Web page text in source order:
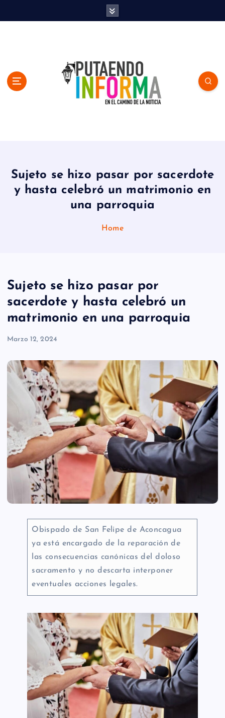
Sujeto se hizo pasar por sacerdote
y hasta celebró un matrimonio en
una parroquia
Home
Sujeto se hizo pasar por
sacerdote y hasta celebró un
matrimonio en una parroquia
Marzo 12, 2024
Obispado de San Felipe de Aconcagua
ya está encargado de la reparación de
las consecuencias canónicas del doloso
sacramento y no descarta interponer
eventuales acciones legales.